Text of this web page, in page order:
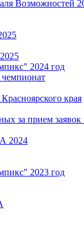
Возможностей
2024 год
края
за прием
2024
2023 год